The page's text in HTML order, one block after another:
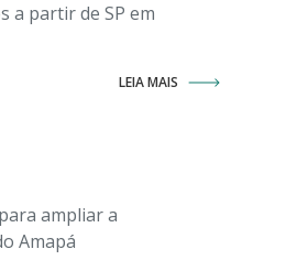
a partir de SP em
LEIA MAIS
ampliar a
Amapá